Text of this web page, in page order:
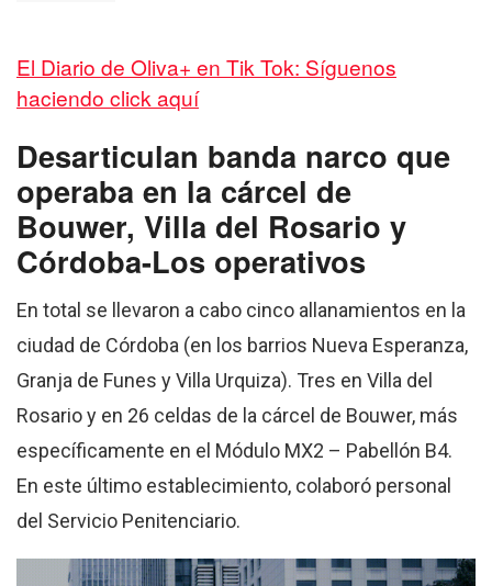
El Diario de Oliva+ en Tik Tok: Síguenos
haciendo click aquí
Desarticulan banda narco que
operaba en la cárcel de
Bouwer, Villa del Rosario y
Córdoba-Los operativos
En total se llevaron a cabo cinco allanamientos en la
ciudad de Córdoba (en los barrios Nueva Esperanza,
Granja de Funes y Villa Urquiza). Tres en Villa del
Rosario y en 26 celdas de la cárcel de Bouwer, más
específicamente en el Módulo MX2 – Pabellón B4.
En este último establecimiento, colaboró personal
del Servicio Penitenciario.